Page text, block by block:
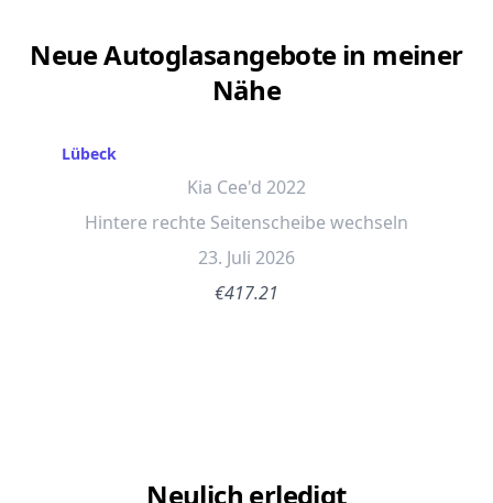
Neue Autoglasangebote in meiner
Nähe
Lübeck
Kia Cee'd 2022
Hintere rechte Seitenscheibe wechseln
23. Juli 2026
€417.21
Neulich erledigt